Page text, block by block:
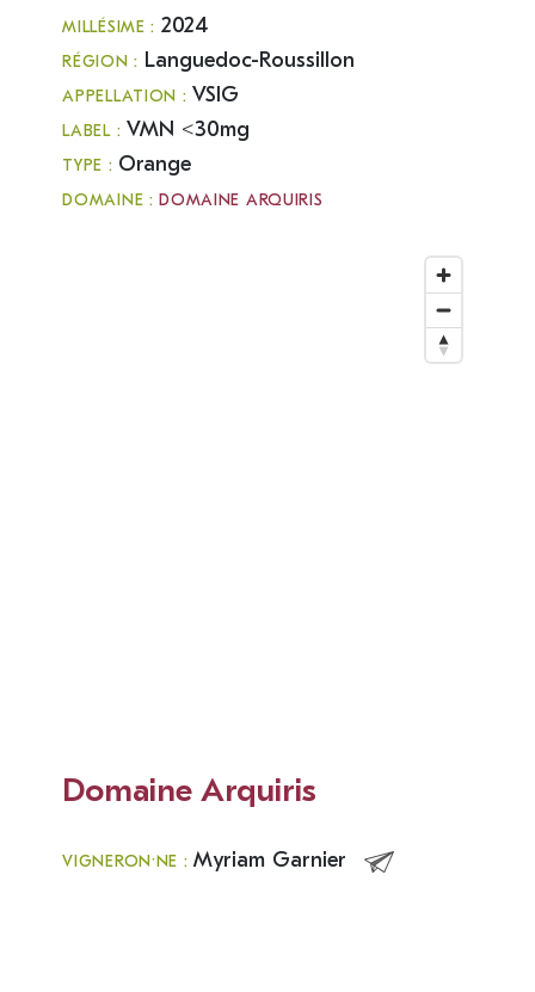
MILLÉSIME : 2024
RÉGION : Languedoc-Roussillon
APPELLATION : VSIG
LABEL : VMN <30mg
TYPE : Orange
DOMAINE :DOMAINE ARQUIRIS
Domaine Arquiris
VIGNERON·NE :Myriam Garnier